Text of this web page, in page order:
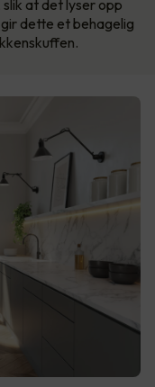
at det lyser opp
dette et behagelig